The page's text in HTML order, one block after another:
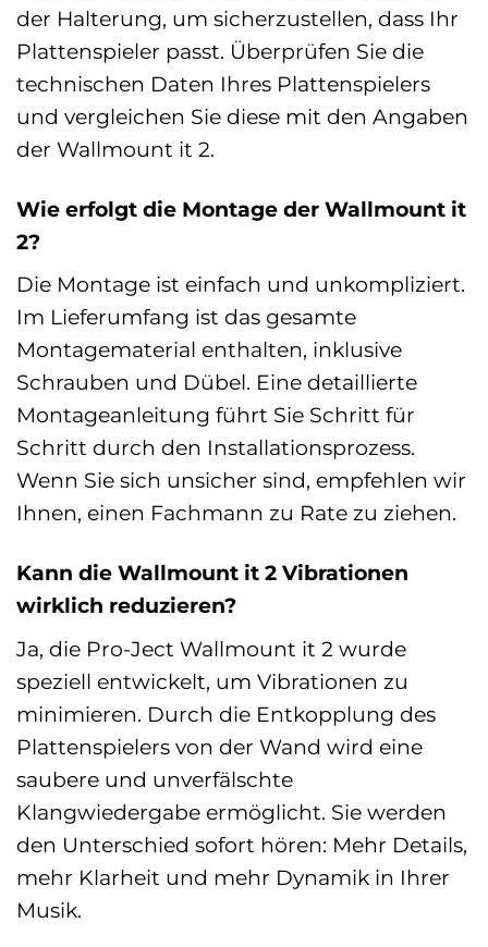
der Halterung, um sicherzustellen, dass Ihr
Plattenspieler passt. Überprüfen Sie die
technischen Daten Ihres Plattenspielers
und vergleichen Sie diese mit den Angaben
der Wallmount it 2.
Wie erfolgt die Montage der Wallmount it
2?
Die Montage ist einfach und unkompliziert.
Im Lieferumfang ist das gesamte
Montagematerial enthalten, inklusive
Schrauben und Dübel. Eine detaillierte
Montageanleitung führt Sie Schritt für
Schritt durch den Installationsprozess.
Wenn Sie sich unsicher sind, empfehlen wir
Ihnen, einen Fachmann zu Rate zu ziehen.
Kann die Wallmount it 2 Vibrationen
wirklich reduzieren?
Ja, die Pro-Ject Wallmount it 2 wurde
speziell entwickelt, um Vibrationen zu
minimieren. Durch die Entkopplung des
Plattenspielers von der Wand wird eine
saubere und unverfälschte
Klangwiedergabe ermöglicht. Sie werden
den Unterschied sofort hören: Mehr Details,
mehr Klarheit und mehr Dynamik in Ihrer
Musik.